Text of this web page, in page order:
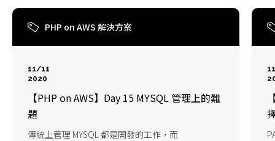
PHP on AWS 解決方案
11/11
2020
【PHP on AWS】Day 15 MYSQL 管理上的難
題
傳統上管理 MYSQL 都是開發的工作，而